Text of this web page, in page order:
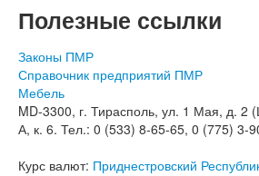
Полезные ссылки
Законы ПМР
Справочник предприятий ПМР
Мебель
MD-3300, г. Тирасполь, ул. 1 Мая, д. 2
А, к. 6. Тел.: 0 (533) 8-65-65, 0 (775) 3-
Курс валют: Приднестровский